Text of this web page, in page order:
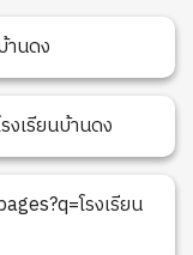
านดง
เรียนบ้านดง
โรงเรียน